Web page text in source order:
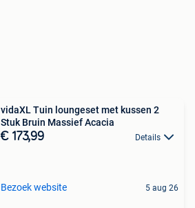
vidaXL Tuin loungeset met kussen 2
Stuk Bruin Massief Acacia
€ 173,99 Details
Bezoek website 5 aug 26